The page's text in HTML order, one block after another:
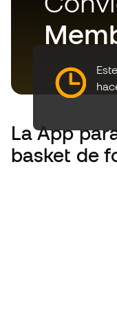
La App
basket de